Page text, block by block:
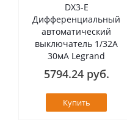
DX3-E
Дифференциальный
автоматический
выключатель 1/32А
30мА Legrand
5794.24 руб.
Купить